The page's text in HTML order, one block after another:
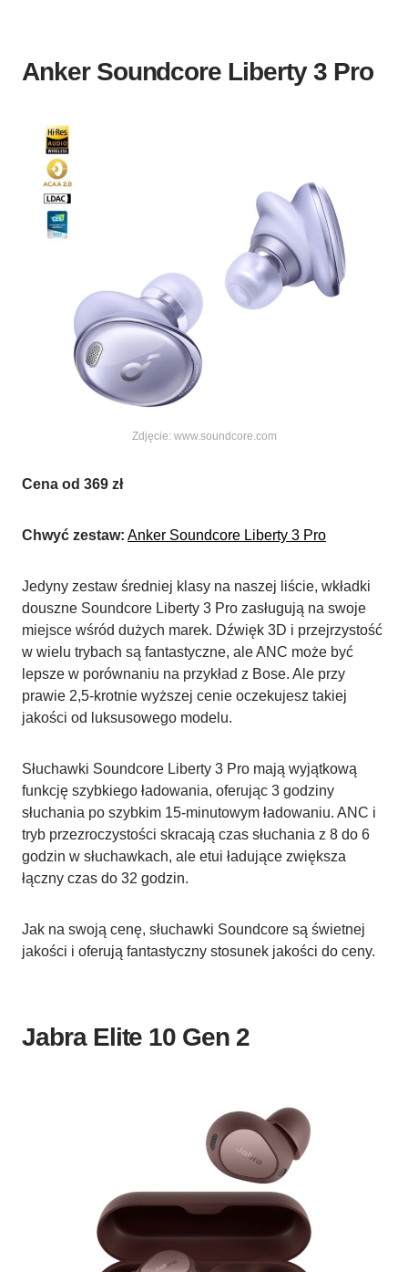
Anker Soundcore Liberty 3 Pro
Zdjęcie: www.soundcore.com
Cena od 369 zł
Chwyć zestaw: Anker Soundcore Liberty 3 Pro
Jedyny zestaw średniej klasy na naszej liście, wkładki
douszne Soundcore Liberty 3 Pro zasługują na swoje
miejsce wśród dużych marek. Dźwięk 3D i przejrzystość
w wielu trybach są fantastyczne, ale ANC może być
lepsze w porównaniu na przykład z Bose. Ale przy
prawie 2,5-krotnie wyższej cenie oczekujesz takiej
jakości od luksusowego modelu.
Słuchawki Soundcore Liberty 3 Pro mają wyjątkową
funkcję szybkiego ładowania, oferując 3 godziny
słuchania po szybkim 15-minutowym ładowaniu. ANC i
tryb przezroczystości skracają czas słuchania z 8 do 6
godzin w słuchawkach, ale etui ładujące zwiększa
łączny czas do 32 godzin.
Jak na swoją cenę, słuchawki Soundcore są świetnej
jakości i oferują fantastyczny stosunek jakości do ceny.
Jabra Elite 10 Gen 2